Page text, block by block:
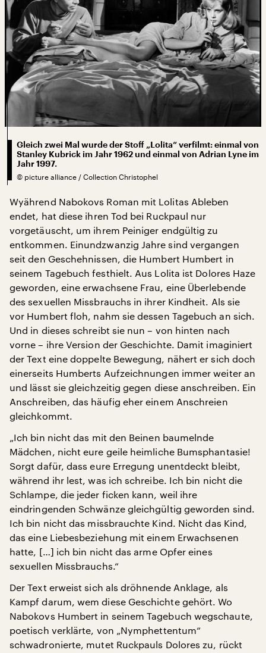
Gleich zwei Mal wurde der Stoff „Lolita“ verfilmt: einmal von
Stanley Kubrick im Jahr 1962 und einmal von Adrian Lyne im
Jahr 1997.
© picture alliance / Collection Christophel
Wyährend Nabokovs Roman mit Lolitas Ableben
endet, hat diese ihren Tod bei Ruckpaul nur
vorgetäuscht, um ihrem Peiniger endgültig zu
entkommen. Einundzwanzig Jahre sind vergangen
seit den Geschehnissen, die Humbert Humbert in
seinem Tagebuch festhielt. Aus Lolita ist Dolores Haze
geworden, eine erwachsene Frau, eine Überlebende
des sexuellen Missbrauchs in ihrer Kindheit. Als sie
vor Humbert floh, nahm sie dessen Tagebuch an sich.
Und in dieses schreibt sie nun – von hinten nach
vorne – ihre Version der Geschichte. Damit imaginiert
der Text eine doppelte Bewegung, nähert er sich doch
einerseits Humberts Aufzeichnungen immer weiter an
und lässt sie gleichzeitig gegen diese anschreiben. Ein
Anschreiben, das häufig eher einem Anschreien
gleichkommt.
„Ich bin nicht das mit den Beinen baumelnde
Mädchen, nicht eure geile heimliche Bumsphantasie!
Sorgt dafür, dass eure Erregung unentdeckt bleibt,
während ihr lest, was ich schreibe. Ich bin nicht die
Schlampe, die jeder ficken kann, weil ihre
eindringenden Schwänze gleichgültig geworden sind.
Ich bin nicht das missbrauchte Kind. Nicht das Kind,
das eine Liebesbeziehung mit einem Erwachsenen
hatte, […] ich bin nicht das arme Opfer eines
sexuellen Missbrauchs.“
Der Text erweist sich als dröhnende Anklage, als
Kampf darum, wem diese Geschichte gehört. Wo
Nabokovs Humbert in seinem Tagebuch wegschaute,
poetisch verklärte, von „Nymphettentum“
schwadronierte, mutet Ruckpauls Dolores zu, rückt